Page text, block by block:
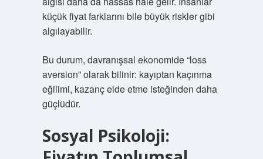
küçük fiyat farklarını bile büyük riskler gibi
algılayabilir.
Bu durum, davranışsal ekonomide “loss
aversion” olarak bilinir: kayıptan kaçınma
eğilimi, kazanç elde etme isteğinden daha
güçlüdür.
Sosyal Psikoloji: